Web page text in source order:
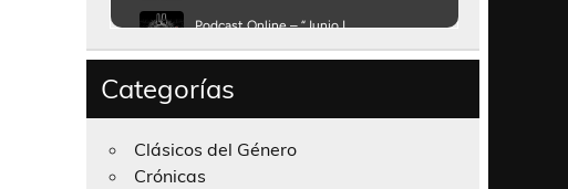
Categorías
Clásicos del Género
Crónicas